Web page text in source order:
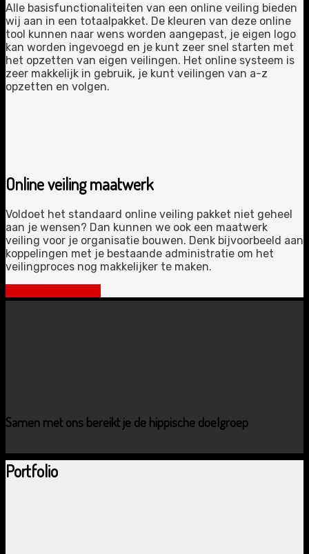
Alle basisfunctionaliteiten van een online veiling bieden
wij aan in een totaalpakket. De kleuren van deze online
tool kunnen naar wens worden aangepast, je eigen logo
kan worden ingevoegd en je kunt zeer snel starten met
het opzetten van eigen veilingen. Het online systeem is
zeer makkelijk in gebruik, je kunt veilingen van a-z
opzetten en volgen.
Online veiling maatwerk
Voldoet het standaard online veiling pakket niet geheel
aan je wensen? Dan kunnen we ook een maatwerk
veiling voor je organisatie bouwen. Denk bijvoorbeeld aan
koppelingen met je bestaande administratie om het
veilingproces nog makkelijker te maken.
Samen met ons bereikt je de hippische doelgroep
Portfolio